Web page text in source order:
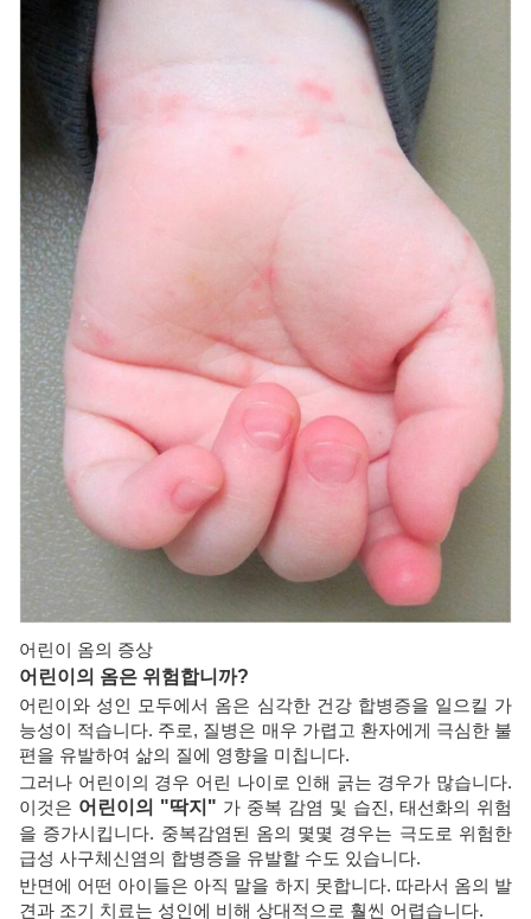
어린이 옴의 증상
어린이의 옴은 위험합니까?
어린이와 성인 모두에서 옴은 심각한 건강 합병증을 일으킬 가
능성이 적습니다. 주로, 질병은 매우 가렵고 환자에게 극심한 불
편을 유발하여 삶의 질에 영향을 미칩니다.
그러나 어린이의 경우 어린 나이로 인해 긁는 경우가 많습니다.
이것은 어린이의 "딱지" 가 중복 감염 및 습진, 태선화의 위험
을 증가시킵니다. 중복감염된 옴의 몇몇 경우는 극도로 위험한
급성 사구체신염의 합병증을 유발할 수도 있습니다.
반면에 어떤 아이들은 아직 말을 하지 못합니다. 따라서 옴의 발
견과 조기 치료는 성인에 비해 상대적으로 훨씬 어렵습니다.